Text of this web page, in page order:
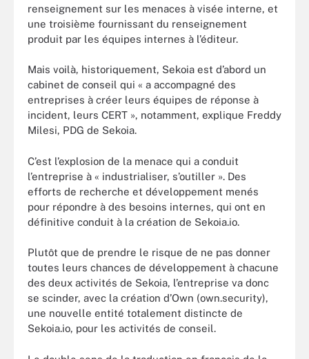
renseignement sur les menaces à visée interne, et
une troisième fournissant du renseignement
produit par les équipes internes à l’éditeur.
Mais voilà, historiquement, Sekoia est d’abord un
cabinet de conseil qui « a accompagné des
entreprises à créer leurs équipes de réponse à
incident, leurs CERT », notamment, explique Freddy
Milesi, PDG de Sekoia.
C’est l’explosion de la menace qui a conduit
l’entreprise à « industrialiser, s’outiller ». Des
efforts de recherche et développement menés
pour répondre à des besoins internes, qui ont en
définitive conduit à la création de Sekoia.io.
Plutôt que de prendre le risque de ne pas donner
toutes leurs chances de développement à chacune
des deux activités de Sekoia, l’entreprise va donc
se scinder, avec la création d’Own (own.security),
une nouvelle entité totalement distincte de
Sekoia.io, pour les activités de conseil.